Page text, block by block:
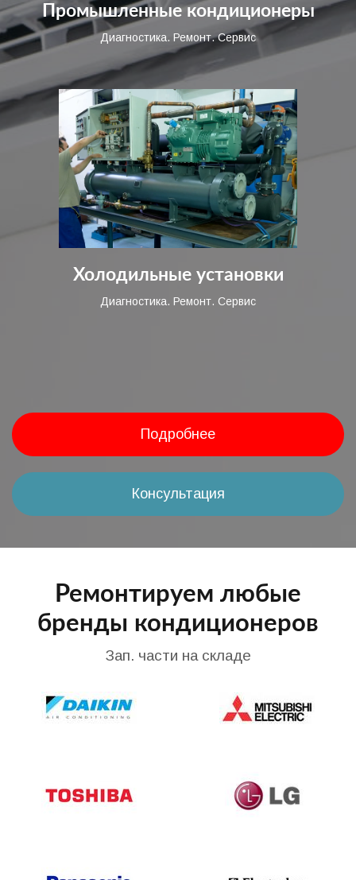
Промышленные кондиционеры
Диагностика. Ремонт. Сервис
Холодильные установки
Диагностика. Ремонт. Сервис
Подробнее
Консультация
Ремонтируем любые
бренды кондиционеров
Зап. части на складе